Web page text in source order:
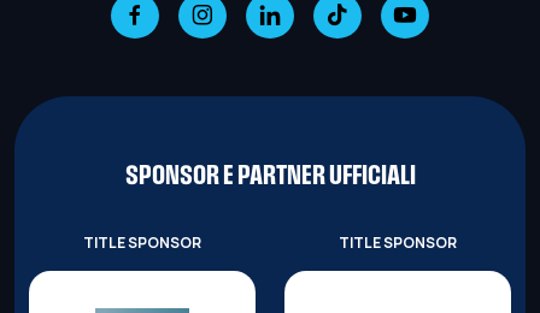
SPONSOR E PARTNER UFFICIALI
TITLE SPONSOR TITLE SPONSOR